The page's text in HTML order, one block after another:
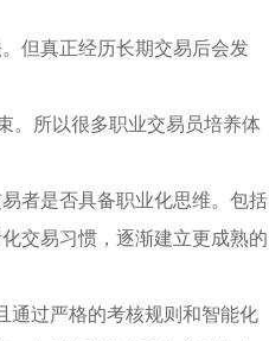
但真正经历长期交易后会发
。所以很多职业交易员培养体
者是否具备职业化思维。包括
交易习惯，逐渐建立更成熟的
通过严格的考核规则和智能化